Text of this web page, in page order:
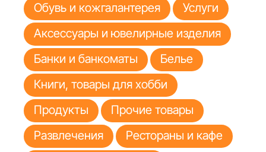
Обувь и кожгалантерея
Услуги
Аксессуары и ювелирные изделия
Банки и банкоматы
Белье
Книги, товары для хобби
Продукты
Прочие товары
Развлечения
Рестораны и кафе